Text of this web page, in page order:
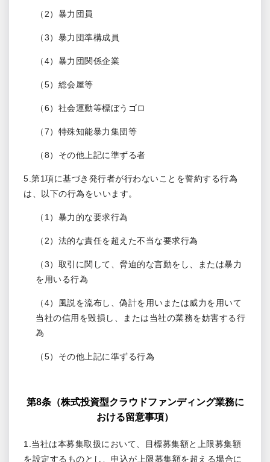
（2）暴力団員
（3）暴力団準構成員
（4）暴力団関係企業
（5）総会屋等
（6）社会運動等標ぼうゴロ
（7）特殊知能暴力集団等
（8）その他上記に準ずる者
5.第1項に基づき発行者が行わないことを誓約する行為
は、以下の行為をいいます。
（1）暴力的な要求行為
（2）法的な責任を超えた不当な要求行為
（3）取引に関して、脅迫的な言動をし、または暴力
を用いる行為
（4）風説を流布し、偽計を用いまたは威力を用いて
当社の信用を毀損し、または当社の業務を妨害する行
為
（5）その他上記に準ずる行為
第8条（株式投資型クラウドファンディング業務に
おける留意事項）
1.当社は本募集取扱において、目標募集額と上限募集額
を設定するものとし、申込が上限募集額を超える場合に